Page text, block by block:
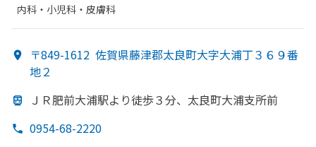
内科・​小児科・​皮膚科
〒849-1612 佐賀県藤津郡太良町大字大浦丁３６９番
地２
ＪＲ肥前大浦駅より徒歩３分、 太良町大浦支所前
0954-68-2220